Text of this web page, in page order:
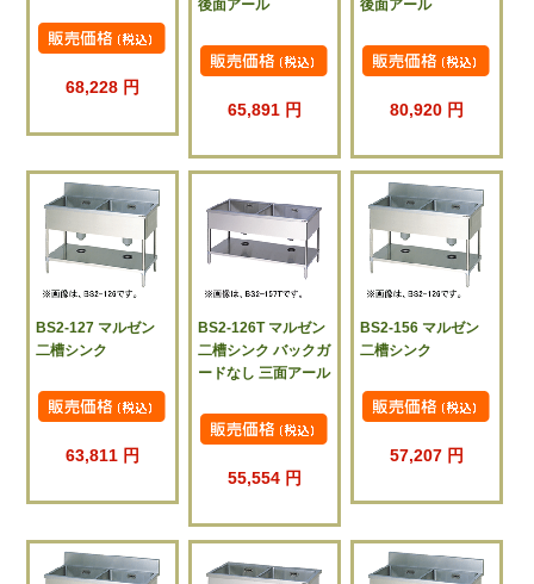
68,228 円
後面アール
65,891 円
後面アール
80,920 円
BS2-127 マルゼン
二槽シンク
63,811 円
BS2-126T マルゼン
二槽シンク バックガ
ードなし 三面アール
55,554 円
BS2-156 マルゼン
二槽シンク
57,207 円